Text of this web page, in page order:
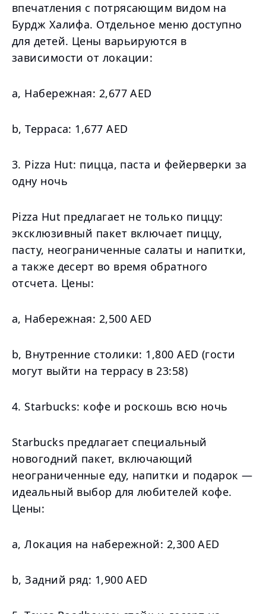
впечатления с потрясающим видом на
Бурдж Халифа. Отдельное меню доступно
для детей. Цены варьируются в
зависимости от локации:
a, Набережная: 2,677 AED
b, Терраса: 1,677 AED
3. Pizza Hut: пицца, паста и фейерверки за
одну ночь
Pizza Hut предлагает не только пиццу:
эксклюзивный пакет включает пиццу,
пасту, неограниченные салаты и напитки,
а также десерт во время обратного
отсчета. Цены:
а, Набережная: 2,500 AED
b, Внутренние столики: 1,800 AED (гости
могут выйти на террасу в 23:58)
4. Starbucks: кофе и роскошь всю ночь
Starbucks предлагает специальный
новогодний пакет, включающий
неограниченные еду, напитки и подарок —
идеальный выбор для любителей кофе.
Цены:
а, Локация на набережной: 2,300 AED
b, Задний ряд: 1,900 AED